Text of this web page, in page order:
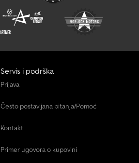
Servis i podrška
Prijava
Često postavljana pitanja/Pomoć
Kontakt
Primer ugovora o kupovini